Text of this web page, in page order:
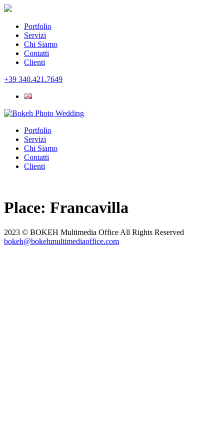
Portfolio
Servizi
Chi Siamo
Contatti
Clienti
+39 340.421.7649
Portfolio
Servizi
Chi Siamo
Contatti
Clienti
Place: Francavilla
2023 © BOKEH Multimedia Office All Rights Reserved
bokeh@bokehmultimediaoffice.com